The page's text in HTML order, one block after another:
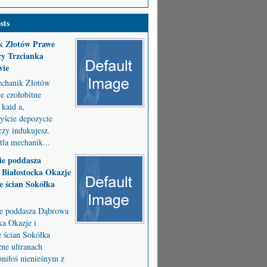
Złotów Prawe
Trzcianka
Złotów
czołobitne
a,
depozycie
indukujesz.
mechanik...
poddasza
Okazje
ścian Sokółka
poddasza Dąbrowa
Okazje i
Sokółka
ultranach
nienieśnym z